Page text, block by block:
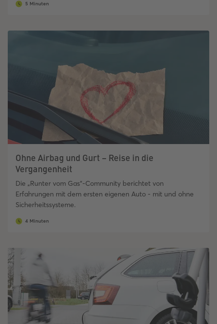
5 Minuten
Ohne Airbag und Gurt – Reise in die
Vergangenheit
Die „Runter vom Gas“-Community berichtet von
Erfahrungen mit dem ersten eigenen Auto - mit und ohne
Sicherheitssysteme.
4 Minuten